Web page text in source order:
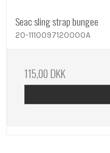
Seac sling strap bungee
20-1110097120000A
115,00 DKK